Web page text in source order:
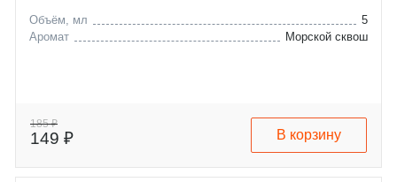
Объём, мл
5
Аромат
Морской сквош
185 ₽
149 ₽ В корзину